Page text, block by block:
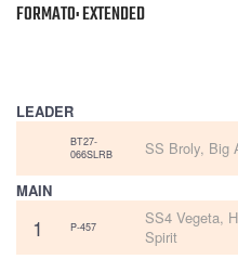
FORMATO: EXTENDED
LEADER
BT27-
066SLRB
SS Broly, Big
MAIN
1 P-457
SS4 Vegeta,
Spirit